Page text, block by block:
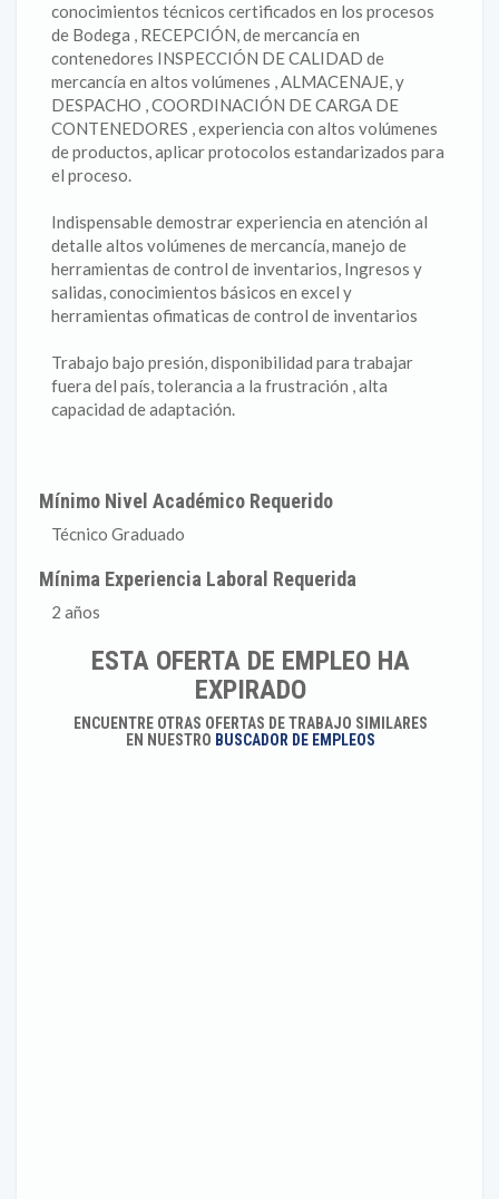
conocimientos técnicos certificados en los procesos
de Bodega , RECEPCIÓN, de mercancía en
contenedores INSPECCIÓN DE CALIDAD de
mercancía en altos volúmenes , ALMACENAJE, y
DESPACHO , COORDINACIÓN DE CARGA DE
CONTENEDORES , experiencia con altos volúmenes
de productos, aplicar protocolos estandarizados para
el proceso.
Indispensable demostrar experiencia en atención al
detalle altos volúmenes de mercancía, manejo de
herramientas de control de inventarios, Ingresos y
salidas, conocimientos básicos en excel y
herramientas ofimaticas de control de inventarios
Trabajo bajo presión, disponibilidad para trabajar
fuera del país, tolerancia a la frustración , alta
capacidad de adaptación.
Mínimo Nivel Académico Requerido
Técnico Graduado
Mínima Experiencia Laboral Requerida
2 años
ESTA OFERTA DE EMPLEO HA
EXPIRADO
ENCUENTRE OTRAS OFERTAS DE TRABAJO SIMILARES
EN NUESTRO BUSCADOR DE EMPLEOS